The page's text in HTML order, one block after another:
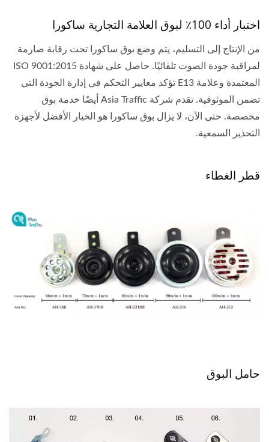
اختبار أداء 100٪ لبوق العلامة التجارية ساكورا
من الإنتاج إلى التسليم، يتم وضع بوق ساكورا تحت رقابة صارمة
لمراقبة جودة الصوت تلقائيًا. حاصل على شهادة ISO 9001:2015
المعتمدة وعلامة E13 تؤكد معايير التحكم في إدارة الجودة التي
تضمن الموثوقية. تقدم شركة Asia Traffic أيضًا خدمة بوق
مخصصة. حتى الآن، لا يزال بوق ساكورا هو الخيار الأفضل لأجهزة
التحذير السمعية.
قطر الغطاء
حامل البوق